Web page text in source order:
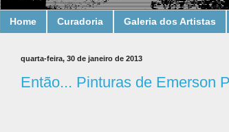
Home Curadoria Galeria dos Artistas
quarta-feira, 30 de janeiro de 2013
Então... Pinturas de Emerson